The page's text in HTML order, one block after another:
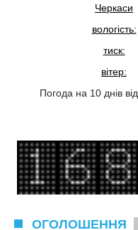
Черкаси
вологість:
тиск:
вітер:
Погода на 10 днів від
ОГОЛОШЕННЯ